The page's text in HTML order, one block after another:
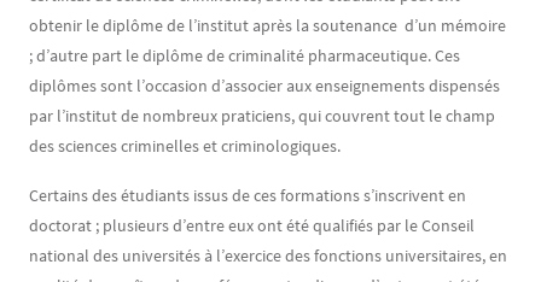
obtenir le diplôme de l’institut après la soutenance d’un mémoire
; d’autre part le diplôme de criminalité pharmaceutique. Ces
diplômes sont l’occasion d’associer aux enseignements dispensés
par l’institut de nombreux praticiens, qui couvrent tout le champ
des sciences criminelles et criminologiques.
Certains des étudiants issus de ces formations s’inscrivent en
doctorat ; plusieurs d’entre eux ont été qualifiés par le Conseil
national des universités à l’exercice des fonctions universitaires, en